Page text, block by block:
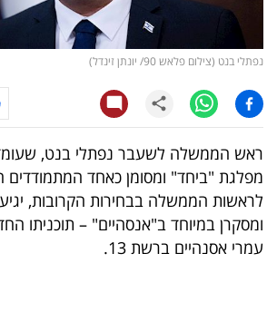
ויראלי
טלוויזיה
עסקי
ספורט
קריירה
ולימודים
מינויים
נפתלי בנט (צילום פלאש 90/ יונתן זינדל)
ראש הממשלה לשעבר נפתלי בנט,
מפלגת "ביחד" ומסומן כאחד המתמודדים
לראשות הממשלה בבחירות הקרובות,
ומסקרן במיוחד ב"אנסהיים" – תוכניתו
עמרי אסנהיים ברשת 13.